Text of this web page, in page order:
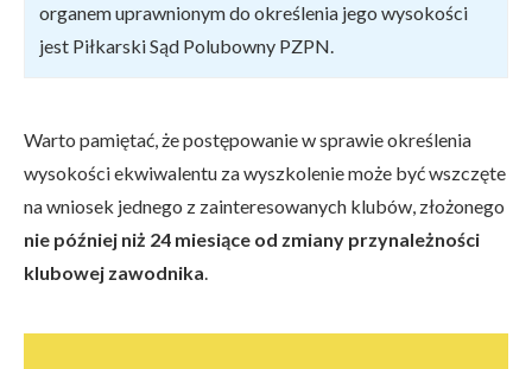
organem uprawnionym do określenia jego wysokości
jest Piłkarski Sąd Polubowny PZPN.
Warto pamiętać, że postępowanie w sprawie określenia
wysokości ekwiwalentu za wyszkolenie może być wszczęte
na wniosek jednego z zainteresowanych klubów, złożonego
nie później niż 24 miesiące od zmiany przynależności
klubowej zawodnika.